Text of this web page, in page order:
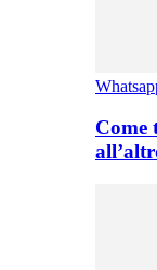
Come